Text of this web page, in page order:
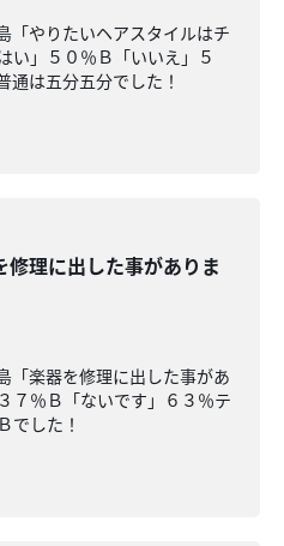
「やりたいヘアスタイルはチ
い」５０％Ｂ「いいえ」５
通は五分五分でした！
修理に出した事がありま
「楽器を修理に出した事があ
７％Ｂ「ないです」６３％テ
でした！